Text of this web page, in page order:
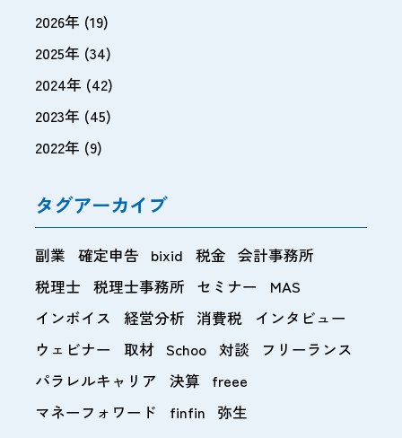
2026年 (19)
2025年 (34)
2024年 (42)
2023年 (45)
2022年 (9)
タグアーカイブ
副業 確定申告 bixid 税金 会計事務所
税理士
税理士事務所 セミナー
MAS
インボイス
経営分析 消費税
インタビュー
ウェビナー
取材 Schoo 対談
フリーランス
パラレルキャリア
決算
freee
マネーフォワード
finfin 弥生